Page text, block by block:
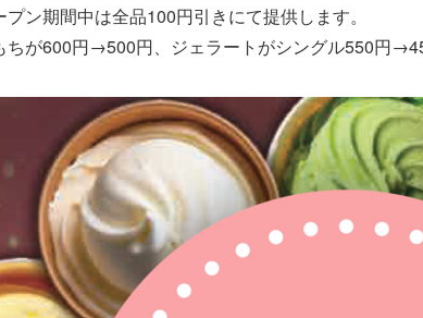
プン期間中は全品100円引きにて提供します。
ちが600円→500円、ジェラートがシングル550円